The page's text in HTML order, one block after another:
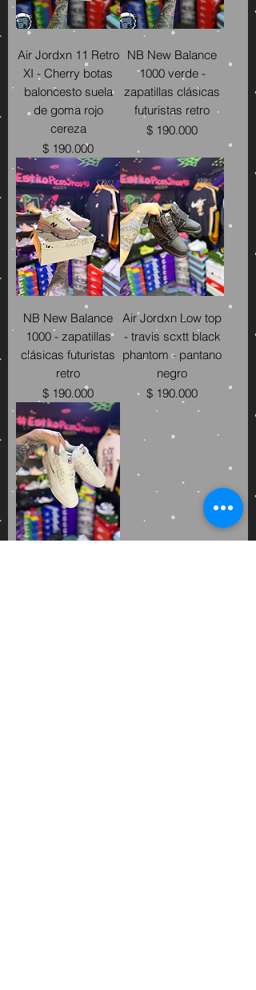
Air Jordxn 11 Retro
XI - Cherry botas
baloncesto suela
de goma rojo
cereza
Precio
$ 190.000
NB New Balance
1000 verde -
zapatillas clásicas
futuristas retro
Precio
$ 190.000
NB New Balance
1000 - zapatillas
clásicas futuristas
retro
Precio
$ 190.000
Air Jordxn Low top
- travis scxtt black
phantom - pantano
negro
Precio
$ 190.000